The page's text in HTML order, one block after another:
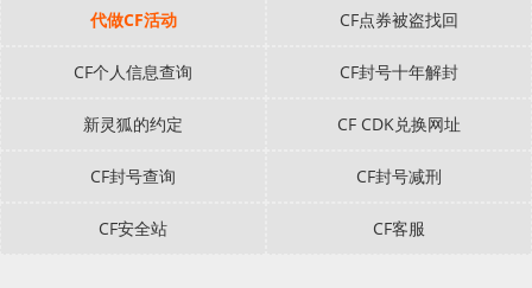
代做CF活动 CF点券被盗找回
CF个人信息查询 CF封号十年解封
新灵狐的约定 CF CDK兑换网址
CF封号查询 CF封号减刑
CF安全站 CF客服